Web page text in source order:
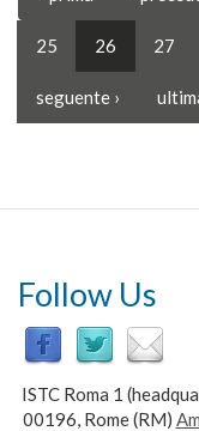
25 26 27
seguente ›
Follow Us
ISTC Roma 1
00196, Rome (RM)